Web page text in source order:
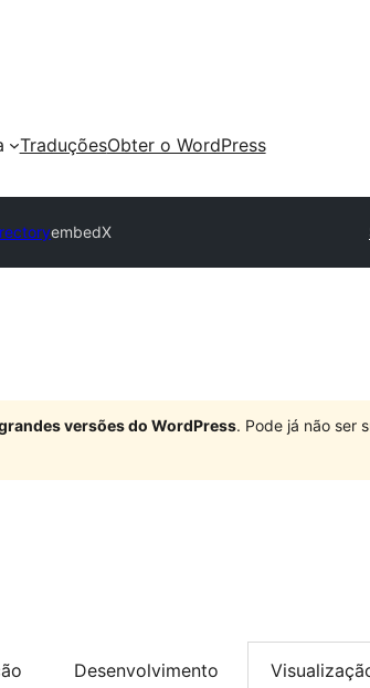
TraduçõesObter o WordPress
embedX
versões do WordPress. Pode já não ser
Desenvolvimento